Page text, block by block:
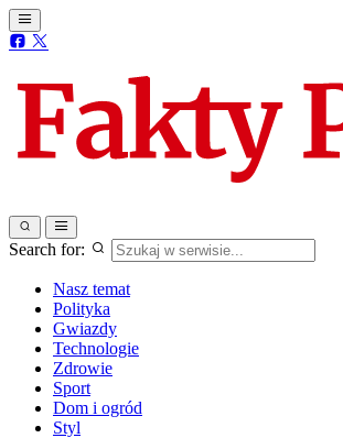
Search for:
Nasz temat
Polityka
Gwiazdy
Technologie
Zdrowie
Sport
Dom i ogród
Styl